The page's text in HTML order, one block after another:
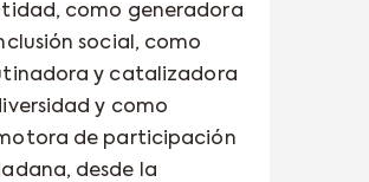
como generadora
social, como
y catalizadora
y como
de participación
desde la